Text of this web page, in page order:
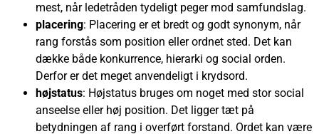
mest, når ledetråden tydeligt peger mod samfundslag.
placering: Placering er et bredt og godt synonym, når
rang forstås som position eller ordnet sted. Det kan
dække både konkurrence, hierarki og social orden.
Derfor er det meget anvendeligt i krydsord.
højstatus: Højstatus bruges om noget med stor social
anseelse eller høj position. Det ligger tæt på
betydningen af rang i overført forstand. Ordet kan være